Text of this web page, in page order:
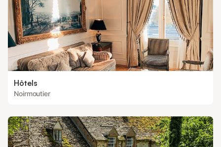
Hôtels
Noirmoutier